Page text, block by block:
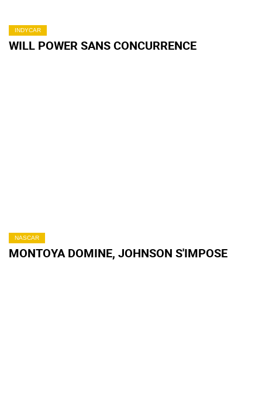
INDYCAR
WILL POWER SANS CONCURRENCE
NASCAR
MONTOYA DOMINE, JOHNSON S'IMPOSE